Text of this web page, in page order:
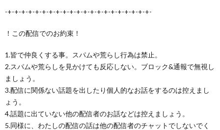
-+-+-+-+-+-+-+-+-+-+-+-+-+-+-+-+-+-+-+-+-+-
！この配信でのお約束！
1.皆で仲良くする事。スパムや荒らし行為は禁止。
2.スパムや荒らしを見かけても反応しない。ブロック&通報で無視し
ましょう。
3.配信に関係ない話題を出したり個人的なお話をするのは控えまし
ょう。
4.話題に出ていない他の配信者のお話などは控えましょう。
5.同様に、わたしの配信の話は他の配信者のチャットでしないでく